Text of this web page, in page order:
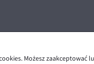
Możesz
| Regulaminy | Polityka